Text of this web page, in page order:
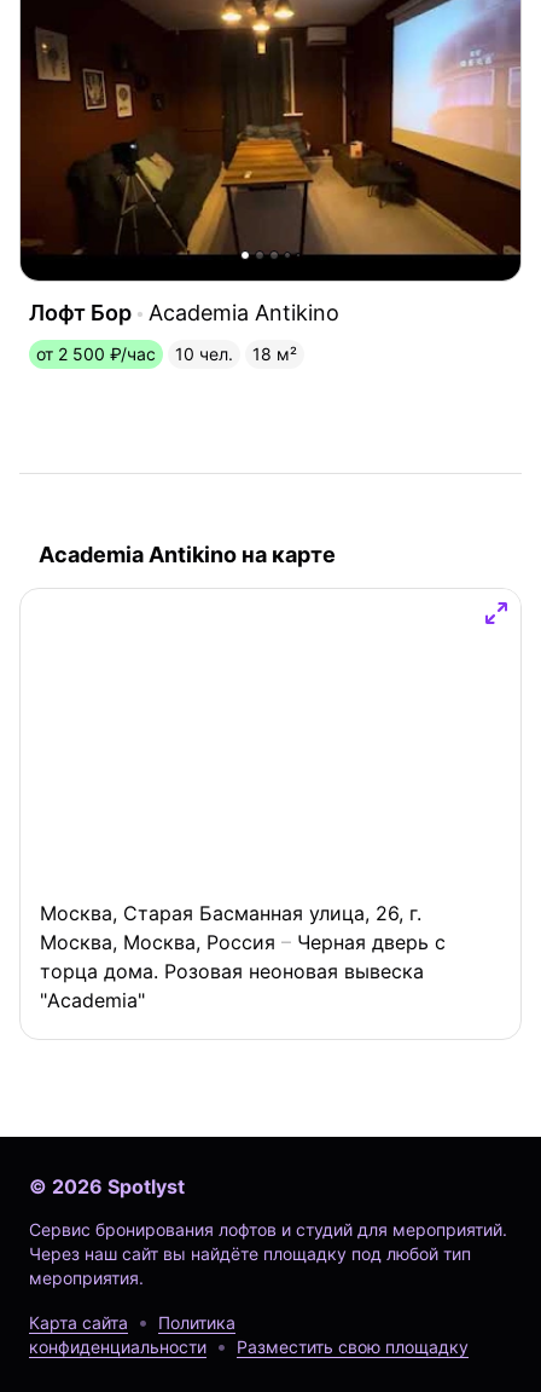
Лофт Бор Academia Antikino
от 2 500 ₽/час 10 чел. 18 м²
Academia Antikino на карте
Москва, Старая Басманная улица, 26, г.
Москва, Москва, Россия
Черная дверь с
торца дома. Розовая неоновая вывеска
"Academia"
© 2026 Spotlyst
Сервис бронирования лофтов и студий для мероприятий.
Через наш сайт вы найдёте площадку под любой тип
мероприятия.
Карта сайта
Политика
конфиденциальности
Разместить свою площадку